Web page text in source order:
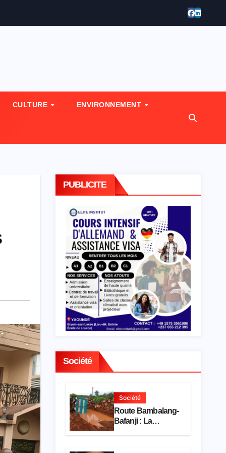
CULTURE ENVIRONNEMENT
PUBLICITE
Société
Société
Route Bambalang-
Bafanji : La
dégradation de
activités